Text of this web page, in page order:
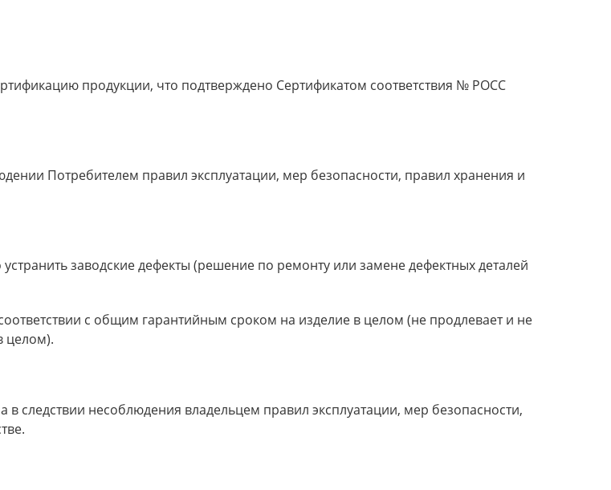
продукции, что подтверждено Сертификатом соответствия № POCC
Потребителем правил эксплуатации, мер безопасности, правил хранения и
заводские дефекты (решение по ремонту или замене дефектных деталей
с общим гарантийным сроком на изделие в целом (не продлевает и не
целом).
следствии несоблюдения владельцем правил эксплуатации, мер безопасности,